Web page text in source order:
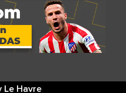
Le Havre